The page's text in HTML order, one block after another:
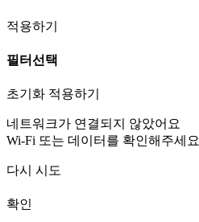
적용하기
필터선택
초기화 적용하기
네트워크가 연결되지 않았어요
Wi-Fi 또는 데이터를 확인해주세요
다시 시도
확인